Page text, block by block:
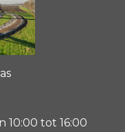
10:00 tot 16:00